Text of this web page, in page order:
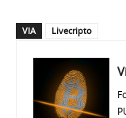
VIA Livecripto